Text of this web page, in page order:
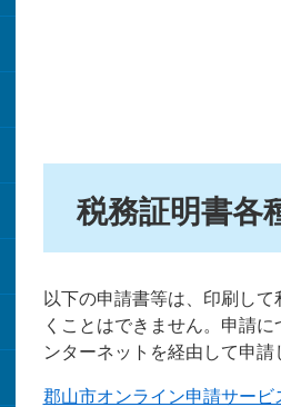
税務証明書各
以下の申請書等は、印刷し
くことはできません。申請
ンターネットを経由して申
郡山市オンライン申請サービ